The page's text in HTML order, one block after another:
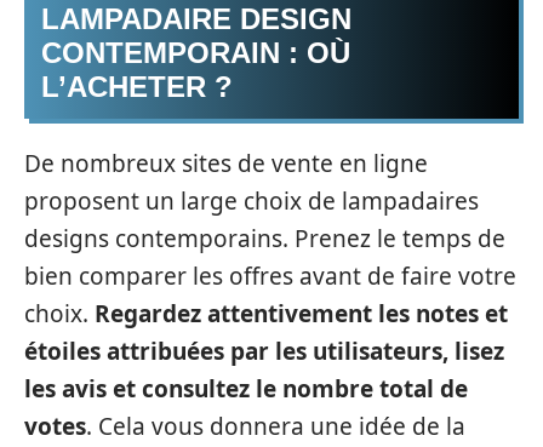
LAMPADAIRE DESIGN
CONTEMPORAIN : OÙ
L’ACHETER ?
De nombreux sites de vente en ligne
proposent un large choix de lampadaires
designs contemporains. Prenez le temps de
bien comparer les offres avant de faire votre
choix. Regardez attentivement les notes et
étoiles attribuées par les utilisateurs, lisez
les avis et consultez le nombre total de
votes. Cela vous donnera une idée de la